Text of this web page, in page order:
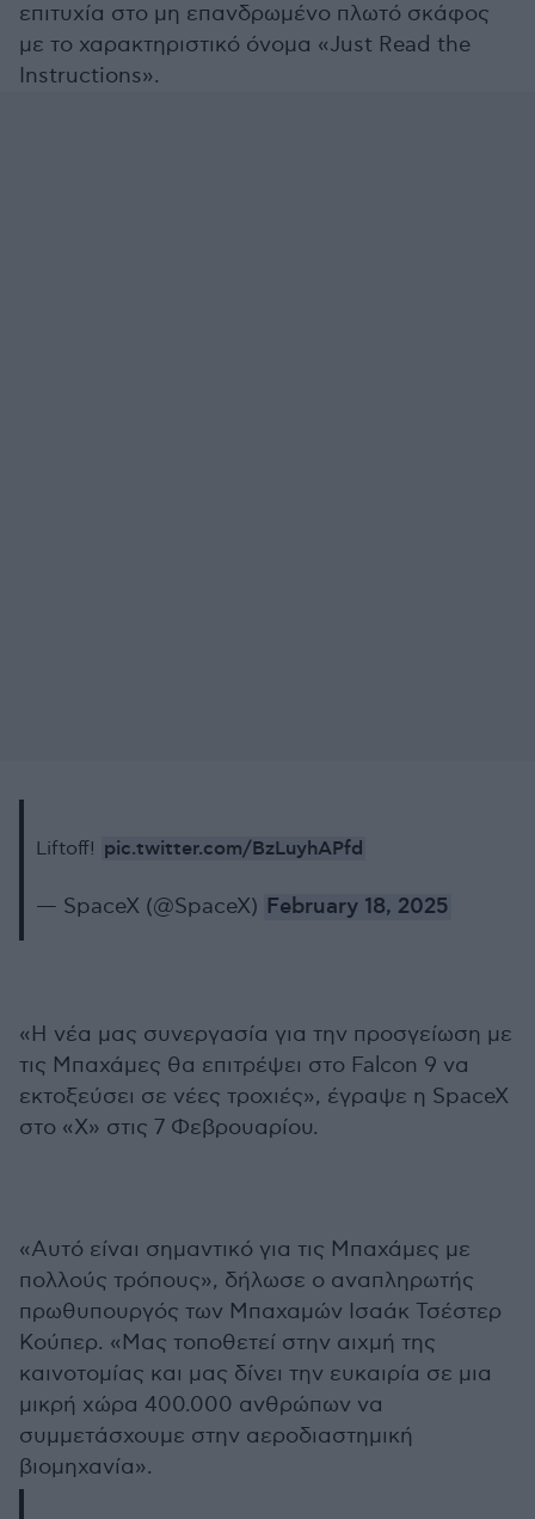
επιτυχία στο μη επανδρωμένο πλωτό σκάφος
με το χαρακτηριστικό όνομα «Just Read the
Instructions».
Liftoff! pic.twitter.com/BzLuyhAPfd
— SpaceX (@SpaceX) February 18, 2025
«Η νέα μας συνεργασία για την προσγείωση με
τις Μπαχάμες θα επιτρέψει στο Falcon 9 να
εκτοξεύσει σε νέες τροχιές», έγραψε η SpaceX
στο «X» στις 7 Φεβρουαρίου.
«Αυτό είναι σημαντικό για τις Μπαχάμες με
πολλούς τρόπους», δήλωσε ο αναπληρωτής
πρωθυπουργός των Μπαχαμών Ισαάκ Τσέστερ
Κούπερ. «Μας τοποθετεί στην αιχμή της
καινοτομίας και μας δίνει την ευκαιρία σε μια
μικρή χώρα 400.000 ανθρώπων να
συμμετάσχουμε στην αεροδιαστημική
βιομηχανία».